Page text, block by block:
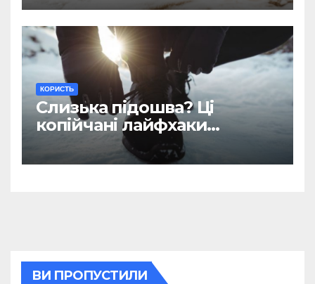
КОРИСТЬ
Слизька підошва? Ці
копійчані лайфхаки
врятують вас в ожеледицю
ВИ ПРОПУСТИЛИ